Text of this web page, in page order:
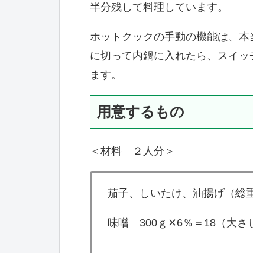
半分残して料理しています。
ホットクックの手動の機能は、
に切って内鍋に入れたら、スイ
ます。
用意するもの
＜材料 ２人分＞
茄子、しいたけ、油揚げ（総
味噌 300ｇ✕6％＝18（大さ